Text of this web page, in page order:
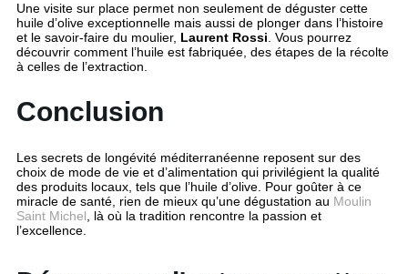
Une visite sur place permet non seulement de déguster cette
huile d’olive exceptionnelle mais aussi de plonger dans l’histoire
et le savoir-faire du moulier, Laurent Rossi . Vous pourrez
découvrir comment l’huile est fabriquée, des étapes de la récolte
à celles de l’extraction.
Conclusion
Les secrets de longévité méditerranéenne reposent sur des
choix de mode de vie et d’alimentation qui privilégient la qualité
des produits locaux, tels que l’huile d’olive. Pour goûter à ce
miracle de santé, rien de mieux qu’une dégustation au Moulin
Saint Michel , là où la tradition rencontre la passion et
l’excellence.